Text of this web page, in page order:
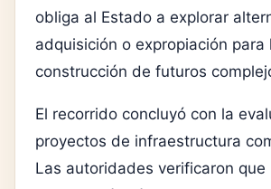
obliga al Estado a explorar
adquisición o expropiación para
construcción de futuros
El recorrido concluyó con la
proyectos de infraestructura
Las autoridades verificaron que